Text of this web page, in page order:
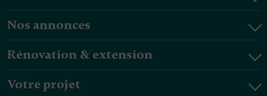
Nos annonces
Rénovation & extension
Votre projet